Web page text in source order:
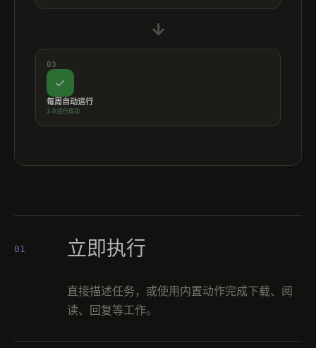
→
03
✓
每周自动运行
3 次运行成功
01 立即执行
直接描述任务，或使用内置动作完成下载、阅
读、回复等工作。